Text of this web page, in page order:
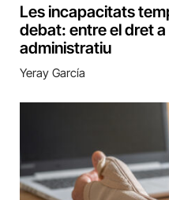
Les incapacitats
debat: entre el dret
administratiu
Yeray García